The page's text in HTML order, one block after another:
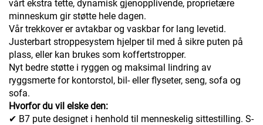
vårt ekstra tette, dynamisk gjenopplivende, proprietære
minneskum gir støtte hele dagen.
Vår trekkover er avtakbar og vaskbar for lang levetid.
Justerbart stroppesystem hjelper til med å sikre puten på
plass, eller kan brukes som koffertstropper.
Nyt bedre støtte i ryggen og maksimal lindring av
ryggsmerte for kontorstol, bil- eller flyseter, seng, sofa og
sofa.
Hvorfor du vil elske den:
✔ B7 pute designet i henhold til menneskelig sittestilling. S-